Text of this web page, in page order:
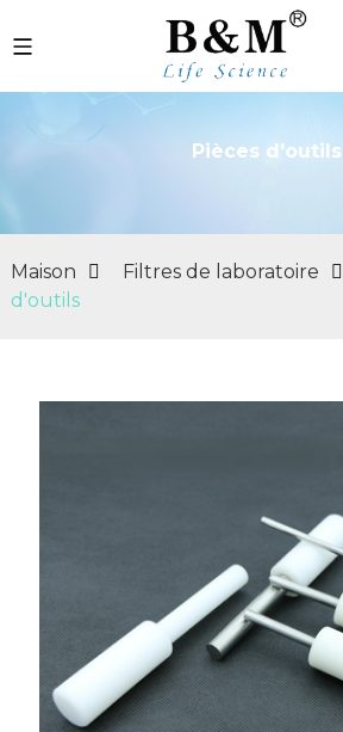
Pièces d'outils
Maison Filtres de laboratoire
d'outils